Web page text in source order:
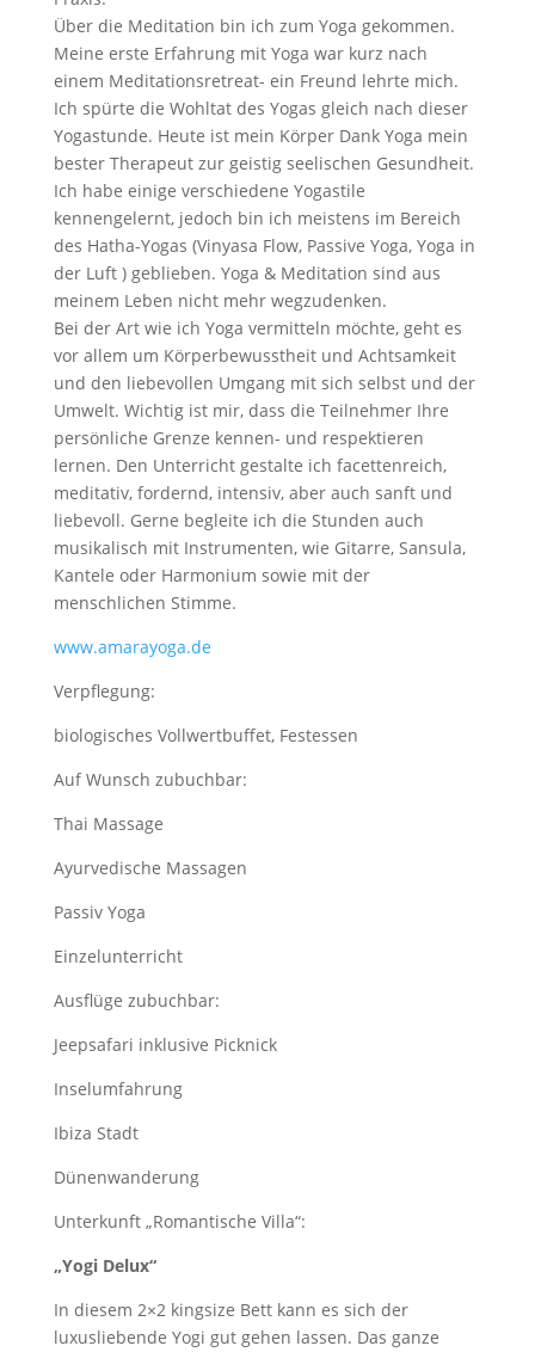
Über die Meditation bin ich zum Yoga gekommen.
Meine erste Erfahrung mit Yoga war kurz nach
einem Meditationsretreat- ein Freund lehrte mich.
Ich spürte die Wohltat des Yogas gleich nach dieser
Yogastunde. Heute ist mein Körper Dank Yoga mein
bester Therapeut zur geistig seelischen Gesundheit.
Ich habe einige verschiedene Yogastile
kennengelernt, jedoch bin ich meistens im Bereich
des Hatha-Yogas (Vinyasa Flow, Passive Yoga, Yoga in
der Luft ) geblieben. Yoga & Meditation sind aus
meinem Leben nicht mehr wegzudenken.
Bei der Art wie ich Yoga vermitteln möchte, geht es
vor allem um Körperbewusstheit und Achtsamkeit
und den liebevollen Umgang mit sich selbst und der
Umwelt. Wichtig ist mir, dass die Teilnehmer Ihre
persönliche Grenze kennen- und respektieren
lernen. Den Unterricht gestalte ich facettenreich,
meditativ, fordernd, intensiv, aber auch sanft und
liebevoll. Gerne begleite ich die Stunden auch
musikalisch mit Instrumenten, wie Gitarre, Sansula,
Kantele oder Harmonium sowie mit der
menschlichen Stimme.
www.amarayoga.de
Verpflegung:
biologisches Vollwertbuffet, Festessen
Auf Wunsch zubuchbar:
Thai Massage
Ayurvedische Massagen
Passiv Yoga
Einzelunterricht
Ausflüge zubuchbar:
Jeepsafari inklusive Picknick
Inselumfahrung
Ibiza Stadt
Dünenwanderung
Unterkunft „Romantische Villa“:
„Yogi Delux“
In diesem 2×2 kingsize Bett kann es sich der
luxusliebende Yogi gut gehen lassen. Das ganze